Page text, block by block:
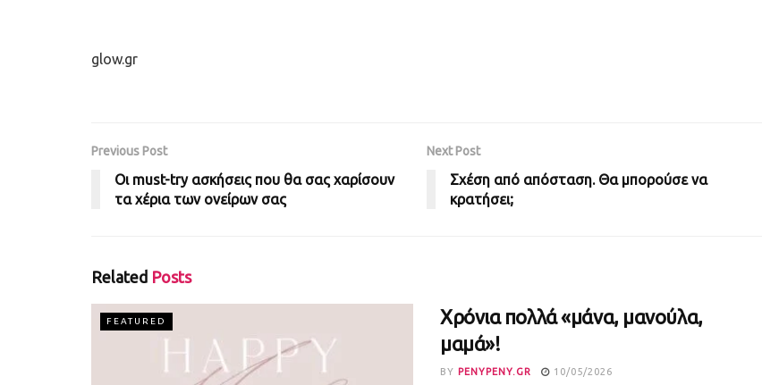
glow.gr
Previous Post
Οι must-try ασκήσεις που θα σας χαρίσουν
τα χέρια των ονείρων σας
Next Post
Σχέση από απόσταση. Θα μπορούσε να
κρατήσει;
Related Posts
FEATURED
Χρόνια πολλά «μάνα, μανούλα,
μαμά»!
BY PENYPENY.GR 10/05/2026